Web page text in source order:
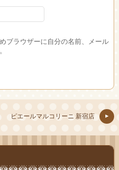
ブラウザーに自分の名前、メール
ピエールマルコリーニ 新宿店